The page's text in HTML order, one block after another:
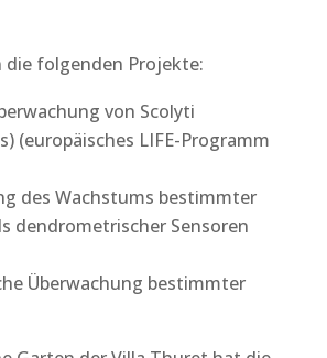
die folgenden Projekte:
von Scolyti
(europäisches LIFE-Programm
des Wachstums bestimmter
dendrometrischer Sensoren
Überwachung bestimmter